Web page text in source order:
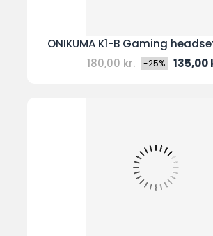
ONIKUMA K1-B Gaming
Normal
180,00 kr. -25% Pris
135,00